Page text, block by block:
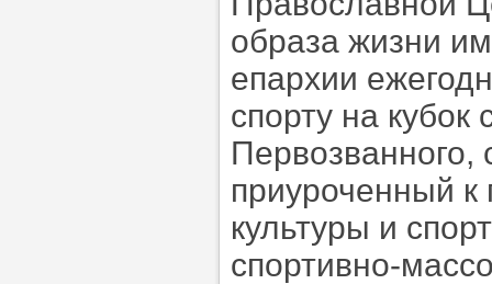
образа жизни
епархии
спорту на кубок
Первозванного,
приуроченный
культуры и
спортивно-